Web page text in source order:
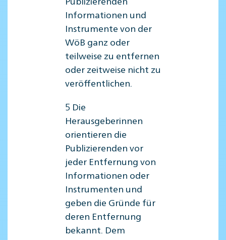
Informationen und
Instrumente von der
WöB ganz oder
teilweise zu entfernen
oder zeitweise nicht zu
veröffentlichen.
5 Die
Herausgeberinnen
orientieren die
Publizierenden vor
jeder Entfernung von
Informationen oder
Instrumenten und
geben die Gründe für
deren Entfernung
bekannt. Dem